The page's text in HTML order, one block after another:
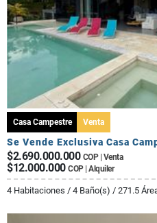
Casa Campestre Venta
Se Vende Exclusiva Casa
$2.690.000.000 COP | Venta
$12.000.000 COP | Alquiler
4 Habitaciones / 4 Baño(s) / 271.5